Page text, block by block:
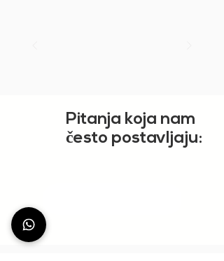
Pitanja koja nam
često postavljaju: